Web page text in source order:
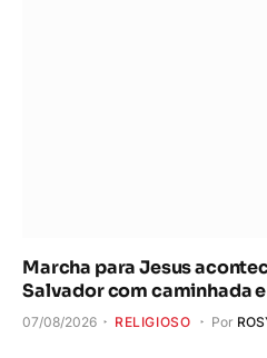
Marcha para Jesus
Salvador com caminhada
07/08/2026 RELIGIOSO Por